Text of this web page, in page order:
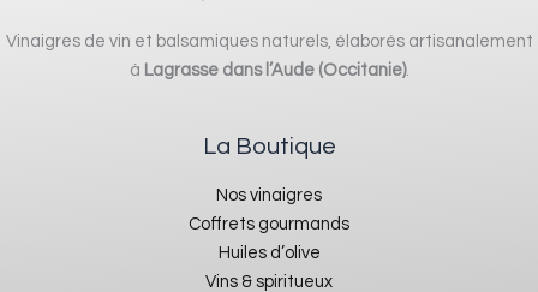
Vinaigres de vin et balsamiques naturels, élaborés artisanalement
à Lagrasse dans l’Aude (Occitanie).
La Boutique
Nos vinaigres
Coffrets gourmands
Huiles d’olive
Vins & spiritueux